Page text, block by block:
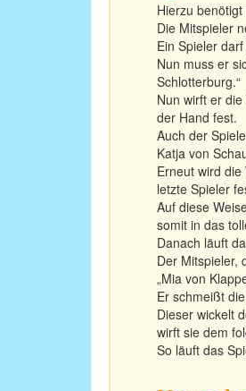
Hierzu
Die Mitspieler
Ein Spieler
Nun muss er
Schlotterburg.“
Nun wirft er
der Hand fest.
Auch der
Katja von
Erneut wird
letzte Spieler
Auf diese
somit in das
Danach läuft
Der Mitspieler,
„Mia von
Er schmeißt
Dieser wickelt
wirft sie dem
So läuft das